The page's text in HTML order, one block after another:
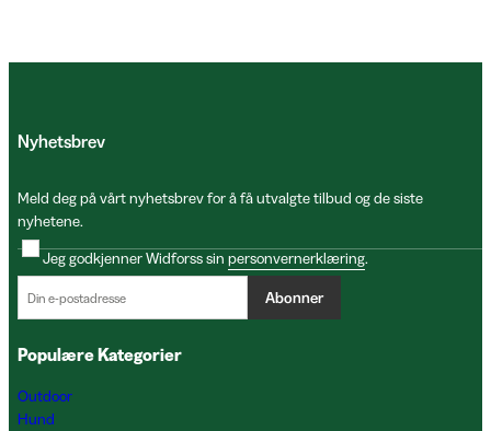
Nyhetsbrev
Meld deg på vårt nyhetsbrev for å få utvalgte tilbud og de siste
nyhetene.
Jeg godkjenner Widforss sin personvernerklæring.
Abonner
Populære Kategorier
Outdoor
Hund